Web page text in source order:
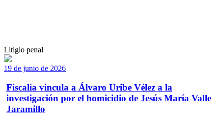
Litigio penal
19 de junio de 2026
Fiscalía vincula a Álvaro Uribe Vélez a la
investigación por el homicidio de Jesús María Valle
Jaramillo